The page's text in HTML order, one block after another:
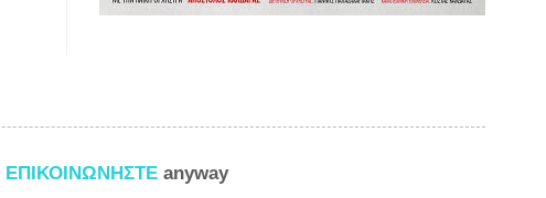
ΕΠΙΚΟΙΝΩΝΗΣΤΕ anyway